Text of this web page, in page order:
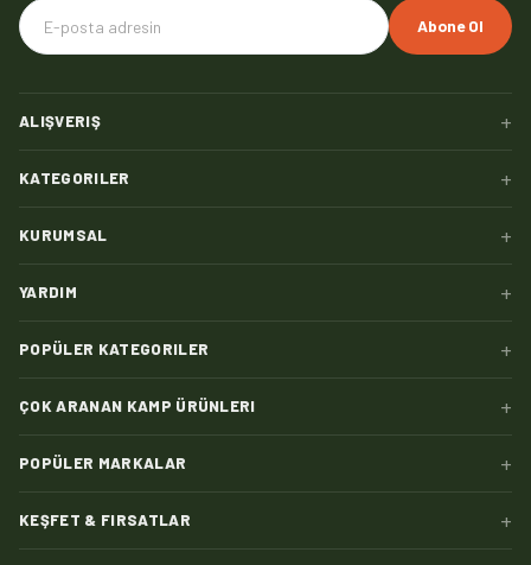
Abone Ol
ALIŞVERIŞ +
KATEGORILER +
KURUMSAL +
YARDIM +
POPÜLER KATEGORILER +
ÇOK ARANAN KAMP ÜRÜNLERI +
POPÜLER MARKALAR +
KEŞFET & FIRSATLAR +